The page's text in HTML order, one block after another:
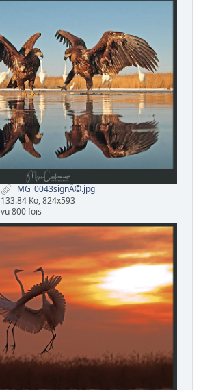
_MG_0043signÃ©.jpg
133.84 Ko, 824x593
vu 800 fois